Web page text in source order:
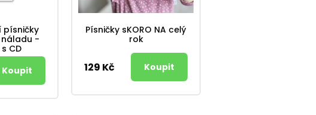
písničky
-
CD
Písničky sKORO NA celý
rok
129 Kč